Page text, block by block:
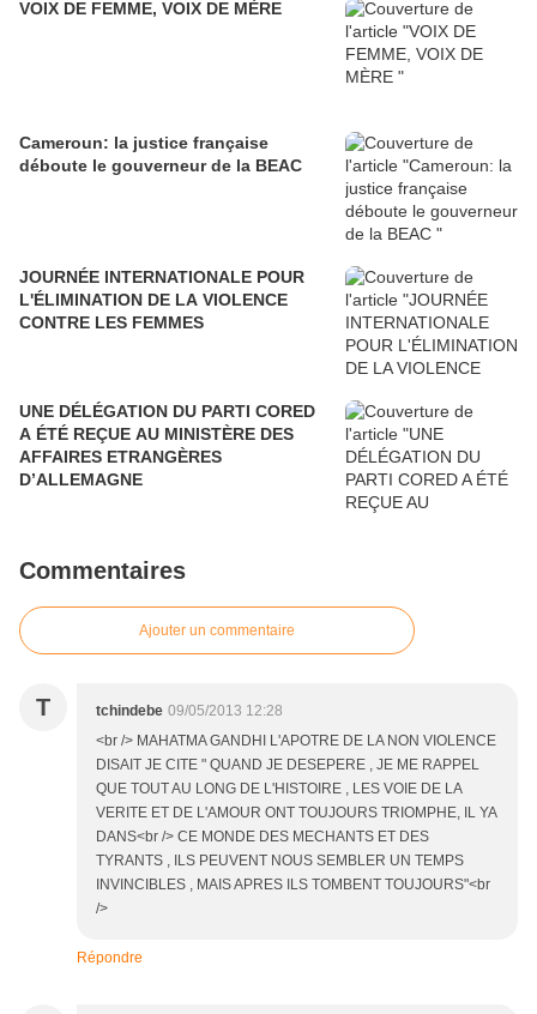
VOIX DE FEMME, VOIX DE MÈRE
Cameroun: la justice française
déboute le gouverneur de la BEAC
JOURNÉE INTERNATIONALE POUR
L'ÉLIMINATION DE LA VIOLENCE
CONTRE LES FEMMES
UNE DÉLÉGATION DU PARTI CORED
A ÉTÉ REÇUE AU MINISTÈRE DES
AFFAIRES ETRANGÈRES
D’ALLEMAGNE
Commentaires
Ajouter un commentaire
T tchindebe 09/05/2013 12:28
<br /> MAHATMA GANDHI L'APOTRE DE LA NON VIOLENCE
DISAIT JE CITE " QUAND JE DESEPERE , JE ME RAPPEL
QUE TOUT AU LONG DE L'HISTOIRE , LES VOIE DE LA
VERITE ET DE L'AMOUR ONT TOUJOURS TRIOMPHE, IL YA
DANS<br /> CE MONDE DES MECHANTS ET DES
TYRANTS , ILS PEUVENT NOUS SEMBLER UN TEMPS
INVINCIBLES , MAIS APRES ILS TOMBENT TOUJOURS"<br
/>
Répondre